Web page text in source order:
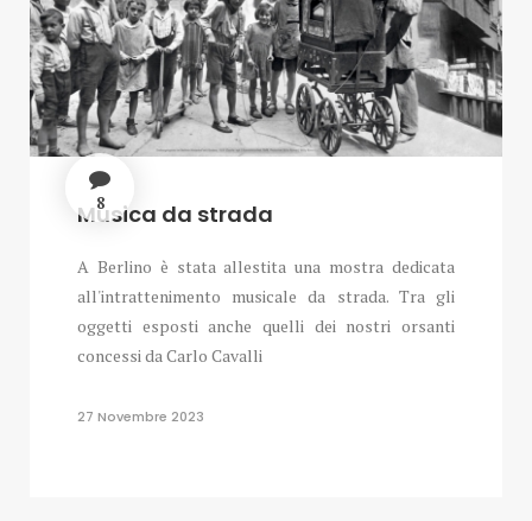
8
Musica da strada
A Berlino è stata allestita una mostra dedicata
all'intrattenimento musicale da strada. Tra gli
oggetti esposti anche quelli dei nostri orsanti
concessi da Carlo Cavalli
27 Novembre 2023